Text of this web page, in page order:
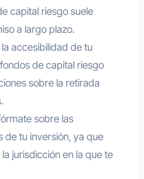
capital riesgo suele
a largo plazo.
accesibilidad de tu
de capital riesgo
sobre la retirada
sobre las
de tu inversión, ya que
jurisdicción en la que te